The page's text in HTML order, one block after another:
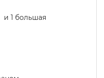
и 1 большая